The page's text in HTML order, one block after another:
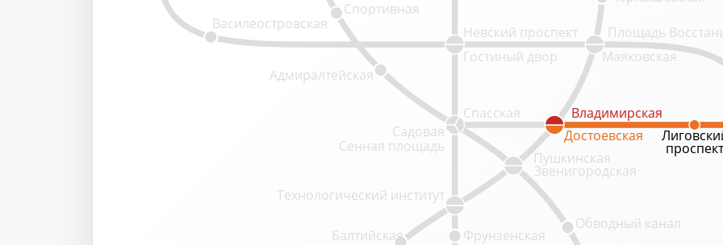
Балтийская
Обводный канал
Достоевская
Владимирская
Спасская
Садовая
Сенная площадь
Звенигородская
Пушкинская
Технологический институт
Фрунзенская
Адмиралтейская
Спортивная
Василеостровская
Невский проспект
Гостиный двор Маяковская
Площадь
Достоевская
Владимирская